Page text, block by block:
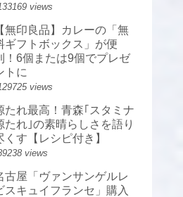
views
【無印良品】カレーの「無
ギフトボックス」が便
！6個または9個でプレゼ
トに
views
たれ最高！青森｢スタミナ
たれ｣の素晴らしさを語り
くす【レシピ付き】
views
古屋「ヴァンサンゲルレ
スキュイフランセ」購入